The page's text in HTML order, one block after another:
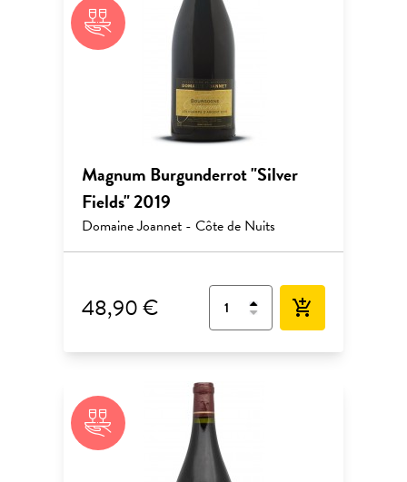
Magnum Burgunderrot "Silver
Fields" 2019
Domaine Joannet - Côte de Nuits
48,90 € add_shopping_cart